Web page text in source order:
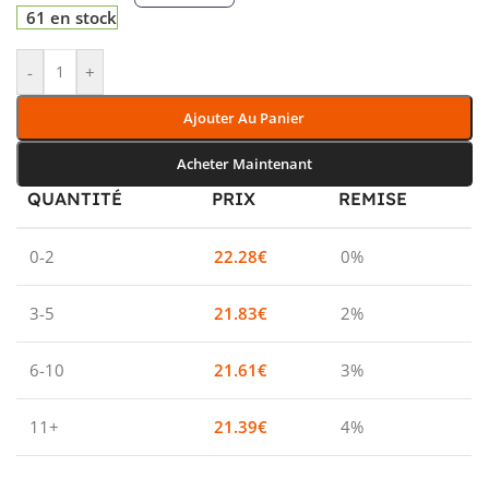
61 en stock
- +
Ajouter Au Panier
Acheter Maintenant
QUANTITÉ PRIX REMISE
0-2 22.28€ 0%
3-5 21.83€ 2%
6-10 21.61€ 3%
11+ 21.39€ 4%